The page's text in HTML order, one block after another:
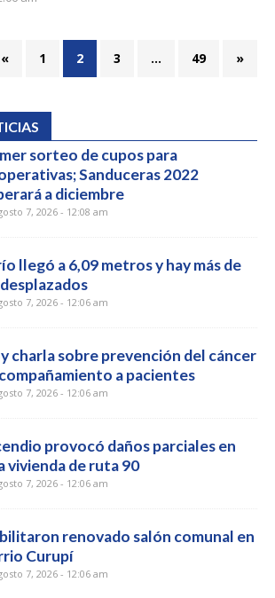
« 1 2 3 … 49 »
sorteo de cupos para
Sanduceras 2022
a diciembre
7, 2026 - 12:08 am
llegó a 6,09 metros y hay más de
7, 2026 - 12:06 am
charla sobre prevención del cáncer
a pacientes
7, 2026 - 12:06 am
provocó daños parciales en
vivienda de ruta 90
7, 2026 - 12:06 am
renovado salón comunal en
Curupí
7, 2026 - 12:06 am